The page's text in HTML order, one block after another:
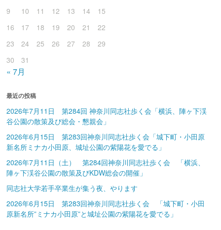
9
10 11 12 13 14
15
16
17 18 19 20 21
22
23
24 25 26 27 28
29
30
31
« 7月
最近の投稿
2026年7月11日 第284回 神奈川同志社歩く会「横浜、陣ヶ下渓
谷公園の散策及び総会・懇親会」
2026年6月15日 第283回神奈川同志社歩く会「城下町・小田原
新名所ミナカ小田原、城址公園の紫陽花を愛でる」
2026年7月11日（土） 第284回神奈川同志社歩く会 「横浜、
陣ヶ下渓谷公園の散策及びKDW総会の開催」
同志社大学若手卒業生が集う夜、やります
2026年6月15日 第283回神奈川同志社歩く会 「城下町・小田
原新名所”ミナカ小田原”と城址公園の紫陽花を愛でる」